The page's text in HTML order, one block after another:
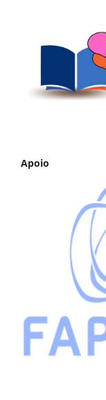
Apoio